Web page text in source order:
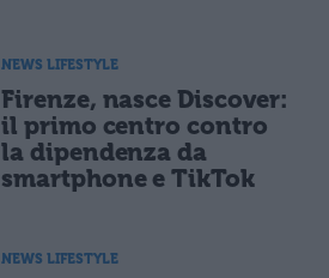
NEWS LIFESTYLE
Firenze, nasce Discover:
il primo centro contro
la dipendenza da
smartphone e TikTok
NEWS LIFESTYLE